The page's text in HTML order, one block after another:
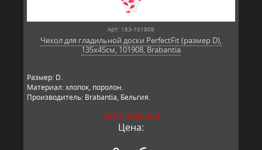
Арт: 163-101908
Чехол для гладильной доски PerfectFit (размер D),
135x45см, 101908, Brabantia
Размер: D.
Материал: хлопок, поролон.
Производитель: Brabantia, Бельгия.
НЕТ В НАЛИЧИИ
Цена: